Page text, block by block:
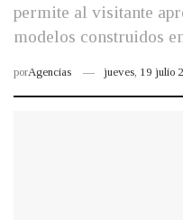
permite al visitante
modelos construidos
porAgencias jueves, 19 julio